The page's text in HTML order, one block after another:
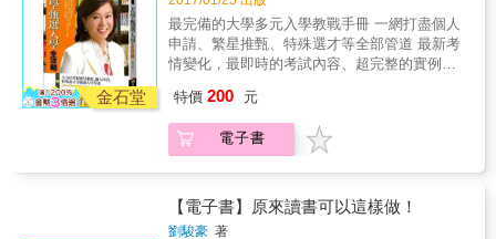
讓他接下來的每一次考試都逢考必中！考試，
萬變不離其宗，隨時套用，不論考什麼都能成
功！ & ★齊備「學習面」與「工具性」雙效，
準備考試更有效。 ■念書祕訣＋考試大招，考
律師獨門絕招，找出關鍵，幫你一一破解 記憶
力差&rarr;牽拖聯想記憶法、標準答案記憶法
&hellip;&hellip;讓你不用擴充腦容量，也能把該
馬力，更有動力。 容易分心&rarr;15分鐘速效
專心術、精神狀態選讀法&hellip;&hellip;幫你快
孩子困惑，就連家長們往往也只能在一旁乾著
急。 這本書就是要幫助所有的學生、家長與教
師，解除升學的疑慮，了解大學甄選入學最有
效的準備方法。 本書除了針對一般甄選入學，
羅列從審查資料的師長推薦函、讀書計畫、自
心情調適、眼神電波、臨場應變、模擬演練，
面面俱到。除提供詳細範例與成功者告白，更
令人驚喜的是，陳美儒老師還整理了近幾年指
第一手情報、成功者告白、要點總整理！不管
是臨場實況、面試題目、特殊情境、趨勢發
金石堂
最完備的大學多元入學教戰手冊 一網打盡個人
申請、繁星推甄、特殊選才等全部管道 最新考
情變化，最即時的考試內容、超完整的實例演
甄逐漸成為多元入學的主流&hellip;&hellip; 106
學年度起，不看學測成績的「特殊選才」即將
增加錄取人數，並於107學年度成為正式入學管
資訊，了解了各家學校的最新變化了嗎？ 大學
甄選入學管道變了又變，制度改了又改，多元
特價 200 元
電子書
【電子書】原來讀書可以這樣做！
劉駿豪 著